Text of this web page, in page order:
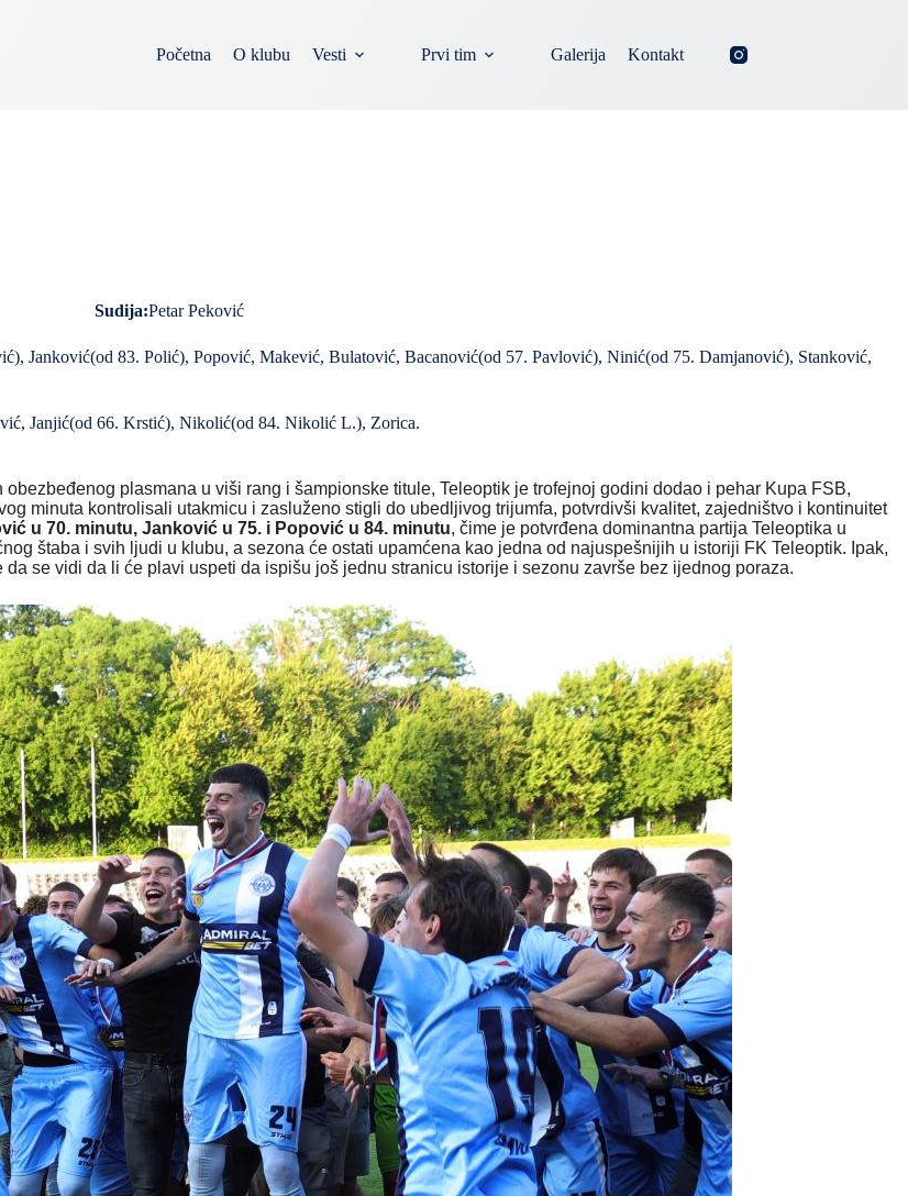
Početna O klubu Vesti Prvi tim Galerija Kontakt
Sudija:Petar Peković
Janković(od 83. Polić), Popović, Makević, Bulatović, Bacanović(od 57. Pavlović), Ninić(od 75. Damjanović), Stanković,
Janjić(od 66. Krstić), Nikolić(od 84. Nikolić L.), Zorica.
plasmana u viši rang i šampionske titule, Teleoptik je trofejnoj godini dodao i pehar Kupa FSB,
minuta kontrolisali utakmicu i zasluženo stigli do ubedljivog trijumfa, potvrdivši kvalitet, zajedništvo i kontinuitet
u 70. minutu, Janković u 75. i Popović u 84. minutu, čime je potvrđena dominantna partija Teleoptika u
štaba i svih ljudi u klubu, a sezona će ostati upamćena kao jedna od najuspešnijih u istoriji FK Teleoptik. Ipak,
se vidi da li će plavi uspeti da ispišu još jednu stranicu istorije i sezonu završe bez ijednog poraza.